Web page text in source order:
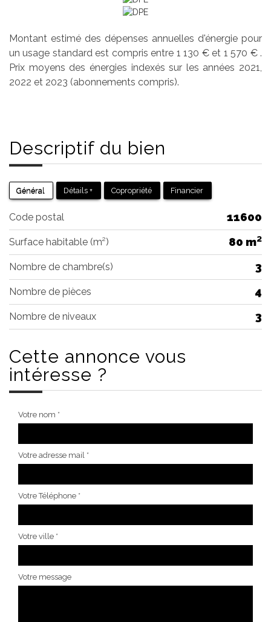
Montant estimé des dépenses annuelles d'énergie pour
un usage standard est compris entre 1 130 € et 1 570 € .
Prix moyens des énergies indexés sur les années 2021,
2022 et 2023 (abonnements compris).
Descriptif du bien
Général Détails + Copropriété Financier
Code postal 11600
Surface habitable (m²) 80 m²
Nombre de chambre(s) 3
Nombre de pièces 4
Nombre de niveaux 3
Cette annonce vous
intéresse ?
Votre nom *
Votre adresse mail *
Votre Téléphone *
Votre ville *
Votre message